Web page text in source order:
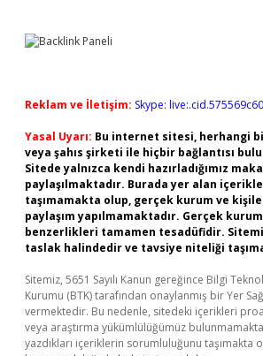
Reklam ve İletişim: Skype:
Yasal Uyarı: Bu internet sitesi, herhangi
veya şahıs şirketi ile hiçbir bağlantısı
Sitede yalnızca kendi hazırladığımız
paylaşılmaktadır. Burada yer alan
taşımamakta olup, gerçek kurum ve
paylaşım yapılmamaktadır. Gerçek
benzerlikleri tamamen tesadüfidir.
taslak halindedir ve tavsiye niteliği
Sitemiz, 5651 Sayılı Kanun gereğince Bilgi
Kurumu (BTK) tarafından onaylanmış bir Yer
vermektedir. Bu nedenle, sitedeki içerikleri
veya araştırma yükümlülüğümüz
yazdıkları içeriklerin sorumluluğunu taşımakta